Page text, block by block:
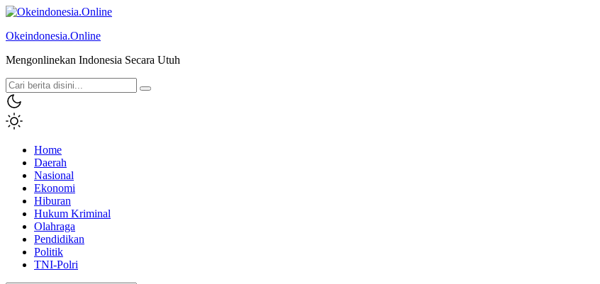
Okeindonesia.Online
Mengonlinekan Indonesia Secara Utuh
Home
Daerah
Nasional
Ekonomi
Hiburan
Hukum Kriminal
Olahraga
Pendidikan
Politik
TNI-Polri